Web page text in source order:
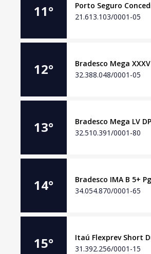
11°
Porto Seguro
21.613.103/0001-05
12°
Bradesco Mega XXXV
32.388.048/0001-05
13°
Bradesco Mega LV
32.510.391/0001-80
14°
Bradesco IMA B 5+
34.054.870/0001-65
15°
Itaú Flexprev Short
31.392.256/0001-15